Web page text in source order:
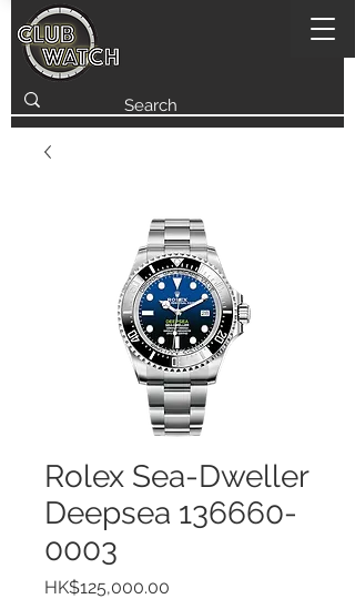
Rolex Sea-Dweller
Deepsea 136660-
0003
HK$125,000.00